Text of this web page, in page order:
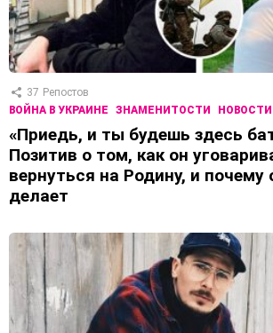
37 Репостов
ВОЙНА В УКРАИНЕ
ЗНАМЕНИТОСТИ
«Приедь, и ты будешь здесь
Позитив о том, как он
вернуться на Родину, и почему
делает